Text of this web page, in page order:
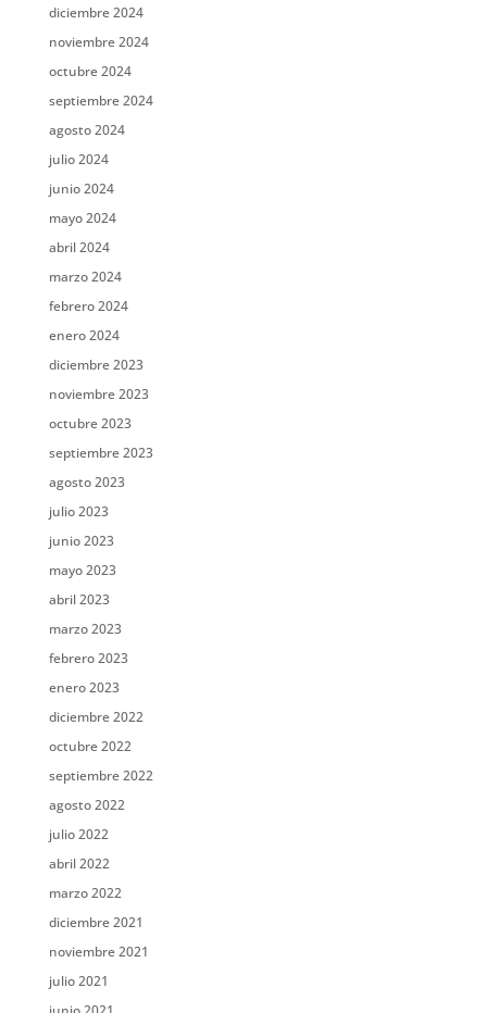
diciembre 2024
noviembre 2024
octubre 2024
septiembre 2024
agosto 2024
julio 2024
junio 2024
mayo 2024
abril 2024
marzo 2024
febrero 2024
enero 2024
diciembre 2023
noviembre 2023
octubre 2023
septiembre 2023
agosto 2023
julio 2023
junio 2023
mayo 2023
abril 2023
marzo 2023
febrero 2023
enero 2023
diciembre 2022
octubre 2022
septiembre 2022
agosto 2022
julio 2022
abril 2022
marzo 2022
diciembre 2021
noviembre 2021
julio 2021